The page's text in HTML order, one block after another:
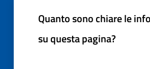
Quanto sono chiare le
su questa pagina?